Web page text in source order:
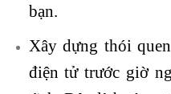
bạn.
Xây dựng thói
điện tử trước giờ